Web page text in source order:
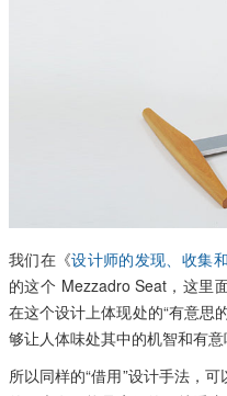
我们在《设计师的发现、收集
的这个 Mezzadro Seat，这里
在这个设计上体现处的“有意思
够让人体味处其中的机智和有意
所以同样的“借用”设计手法，